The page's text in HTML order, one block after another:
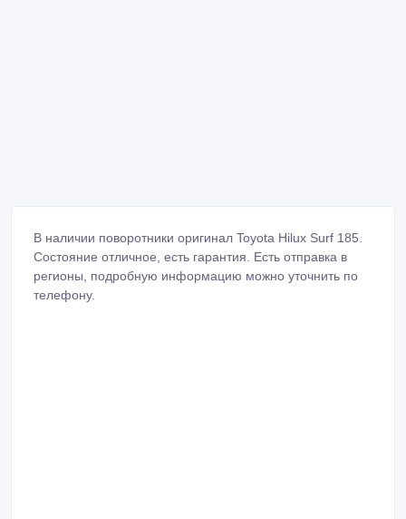
В наличии поворотники оригинал Toyota Hilux Surf 185.
Состояние отличное, есть гарантия. Есть отправка в
регионы, подробную информацию можно уточнить по
телефону.